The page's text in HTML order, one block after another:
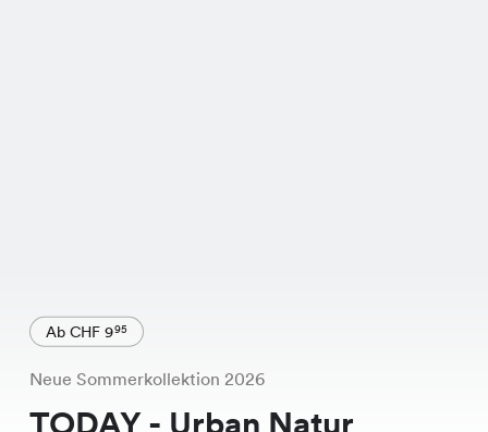
Ab CHF 995
Neue Sommerkollektion 2026
TODAY - Urban Natur